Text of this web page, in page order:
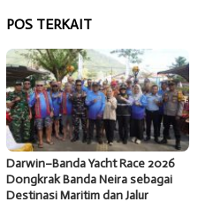
POS TERKAIT
Darwin–Banda Yacht Race 2026
Dongkrak Banda Neira sebagai
Destinasi Maritim dan Jalur